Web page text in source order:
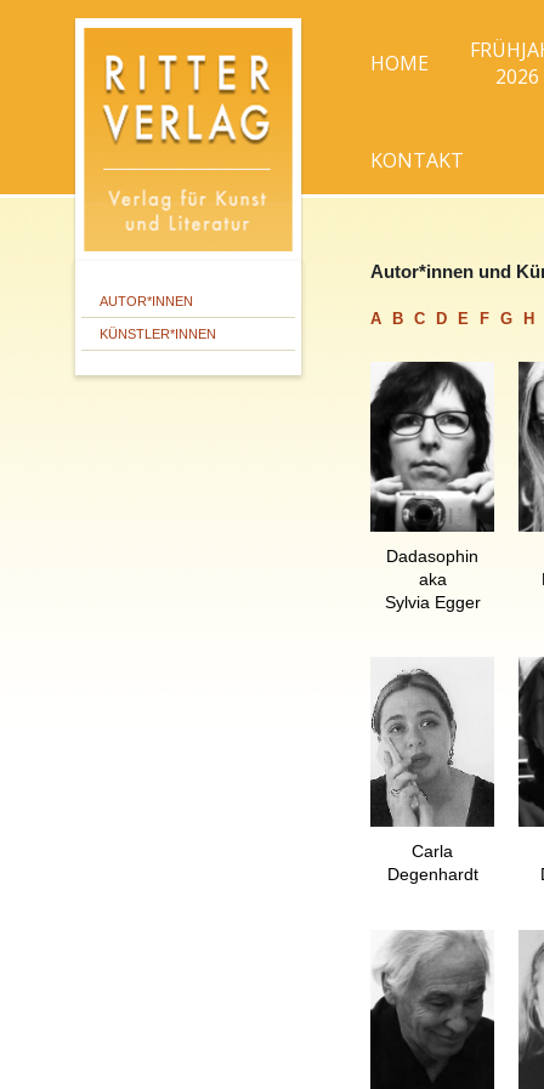
HOME
2026
KONTAKT
AUTOR*INNEN
KÜNSTLER*INNEN
Autor*innen und
A B C D E F G H
Dadasophin
aka
Sylvia Egger
Carla
Degenhardt